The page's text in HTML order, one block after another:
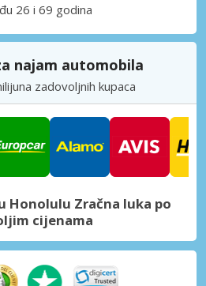
26 i 69 godina
najam automobila
zadovoljnih kupaca
Honolulu Zračna luka po
cijenama